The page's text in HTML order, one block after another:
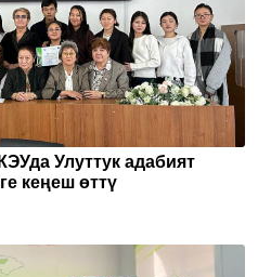
Улуттук адабият
кеңеш өттү